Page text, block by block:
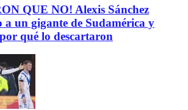
QUE NO! Alexis Sánchez
a un gigante de Sudamérica y
qué lo descartaron